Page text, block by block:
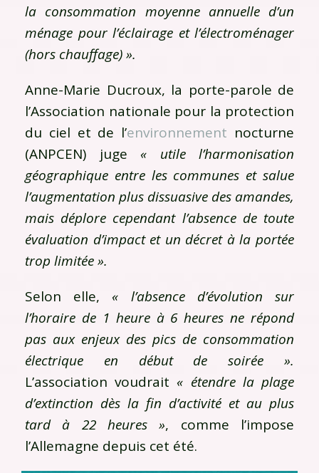
la consommation moyenne annuelle d’un
ménage pour l’éclairage et l’électroménager
(hors chauffage) ».
Anne-Marie Ducroux, la porte-parole de
l’Association nationale pour la protection
du ciel et de l’environnement nocturne
(ANPCEN) juge « utile l’harmonisation
géographique entre les communes et salue
l’augmentation plus dissuasive des amandes,
mais déplore cependant l’absence de toute
évaluation d’impact et un décret à la portée
trop limitée ».
Selon elle, « l’absence d’évolution sur
l’horaire de 1 heure à 6 heures ne répond
pas aux enjeux des pics de consommation
électrique en début de soirée ».
L’association voudrait « étendre la plage
d’extinction dès la fin d’activité et au plus
tard à 22 heures », comme l’impose
l’Allemagne depuis cet été.